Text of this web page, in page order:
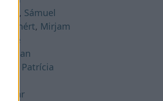
, Sámuel
Menyhért, Mirjam
Bence
Bertalan
Patrícia
Gáspár